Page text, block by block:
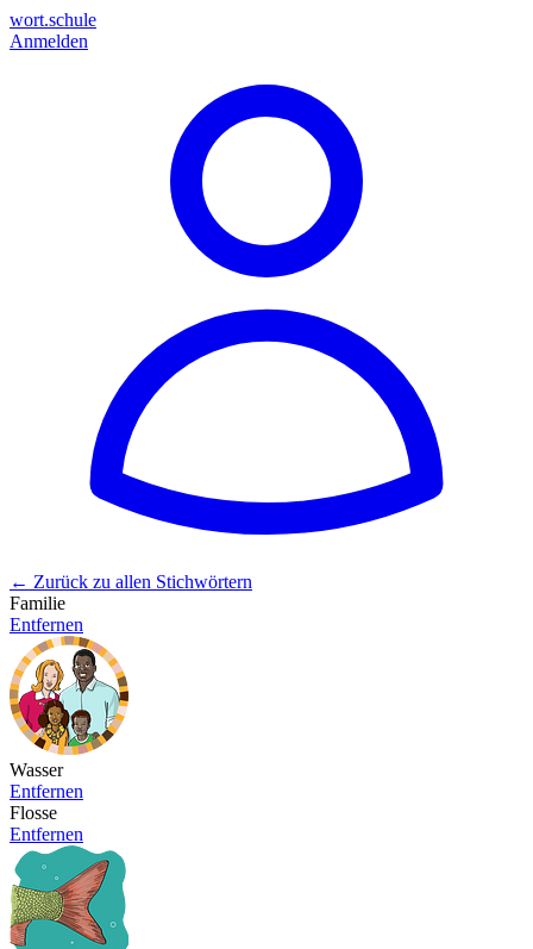
wort.schule
Anmelden
← Zurück zu allen Stichwörtern
Familie
Entfernen
Wasser
Entfernen
Flosse
Entfernen